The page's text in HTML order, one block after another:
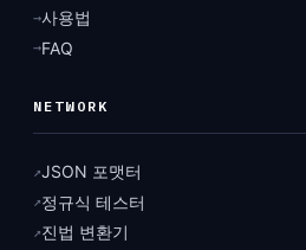
→사용법
→FAQ
NETWORK
↗JSON 포맷터
↗정규식 테스터
↗진법 변환기